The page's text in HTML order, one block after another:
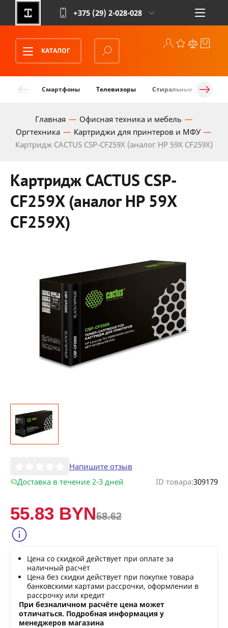
+375 (29) 2-028-028
КАТАЛОГ
Смартфоны Телевизоры Стиральные машины
Главная
Офисная техника и мебель
Оргтехника
Картриджи для принтеров и МФУ
Картридж CACTUS CSP-CF259X (аналог HP 59X CF259X)
Картридж CACTUS CSP-
CF259X (аналог HP 59X
CF259X)
Напишите отзыв
Доставка в течение 2-3 дней
ID товара:309179
55.83 BYN58.62
Цена со скидкой действует при оплате за
наличный расчёт
Цена без скидки действует при покупке товара
банковскими картами рассрочки, оформлении в
рассрочку или кредит
При безналичном расчёте цена может
отличаться. Подробная информация у
менеджеров магазина
Нашли дешевле?